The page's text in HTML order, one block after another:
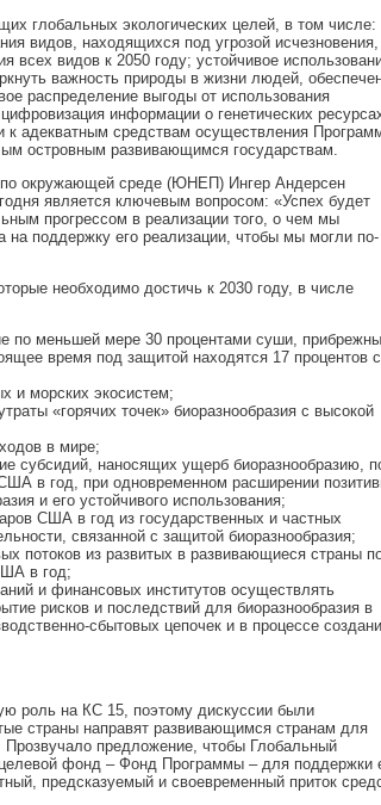
глобальных экологических целей, в том числе:
видов, находящихся под угрозой исчезновения,
всех видов к 2050 году; устойчивое
важность природы в жизни людей,
распределение выгоды от использования
информации о генетических
к адекватным средствам осуществления
островным развивающимся государствам.
окружающей среде (ЮНЕП) Ингер Андерсен
является ключевым вопросом: «Успех будет
прогрессом в реализации того, о чем мы
поддержку его реализации, чтобы мы могли по-
необходимо достичь к 2030 году, в числе
по меньшей мере 30 процентами суши,
время под защитой находятся 17 процентов
и морских экосистем;
«горячих точек» биоразнообразия с высокой
в мире;
субсидий, наносящих ущерб биоразнообразию,
в год, при одновременном расширении
и его устойчивого использования;
США в год из государственных и частных
связанной с защитой биоразнообразия;
потоков из развитых в развивающиеся страны
в год;
и финансовых институтов осуществлять
рисков и последствий для биоразнообразия в
сбытовых цепочек и в процессе
роль на КС 15, поэтому дискуссии были
страны направят развивающимся странам для
предложение, чтобы Глобальный
фонд – Фонд Программы – для поддержки
предсказуемый и своевременный приток